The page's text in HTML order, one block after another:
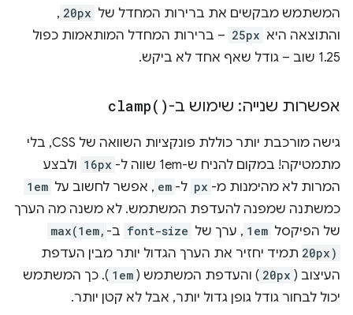
המשתמש מבקשים את ברירות המחדל של 20px
,
והתוצאה היא 25px – ברירות המחדל המותאמות כפול
1.25 שוב – גודל שאף אחד לא ביקש.
אפשרות שנייה: שימוש ב- clamp( )
גישה מורכבת יותר כוללת פונקציות השוואה של CSS, בלי
מתמטיקה! במקום להניח ש-1em שווה ל-
16px ולבצע
המרות לא מהימנות מ- px ל- em , אפשר לחשוב על 1em
כמשתנה שמפנה להעדפת המשתמש. לא משנה מה הערך
של הפיקסל 1em , ערך של font-size ב- max(1em,
20px) תמיד יחזיר את הערך הגדול יותר מבין העדפת
העיצוב ( 20px ) והעדפת המשתמש ( 1em ). כך המשתמש
יכול לבחור גודל גופן גדול יותר, אבל לא קטן יותר.